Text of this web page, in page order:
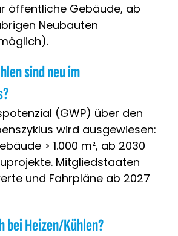
öffentliche Gebäude, ab
Neubauten
sind neu im
(GWP) über den
wird ausgewiesen:
> 1.000 m², ab 2030
Mitgliedstaaten
und Fahrpläne ab 2027
bei Heizen/Kühlen?